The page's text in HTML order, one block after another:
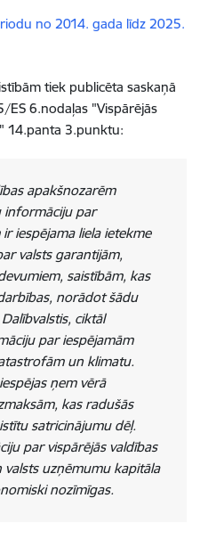
no 2014. gada līdz 2025.
tiek publicēta saskaņā
6.nodaļas "Vispārējās
14.panta 3.punktu:
apakšnozarēm
informāciju par
iespējama liela ietekme
valsts garantijām,
saistībām, kas
norādot šādu
ciktāl
par iespējamām
un klimatu.
ņem vērā
kas radušās
satricinājumu dēļ.
par vispārējās valdības
uzņēmumu kapitāla
nozīmīgas.